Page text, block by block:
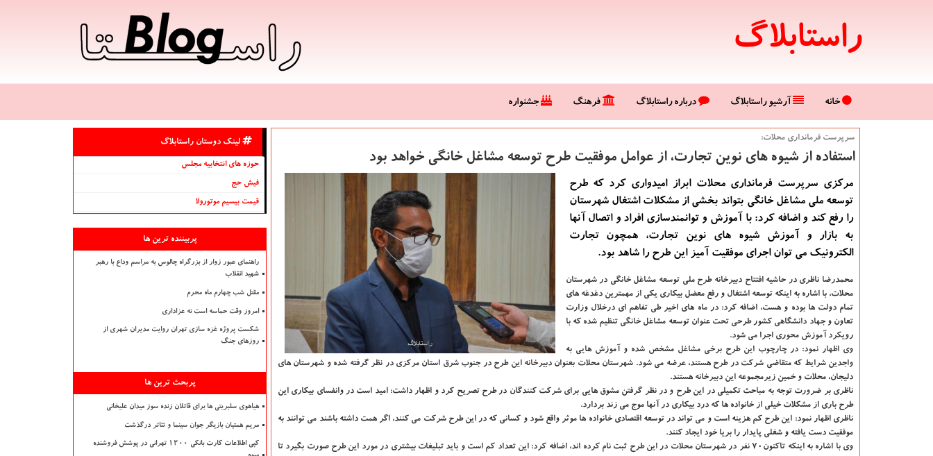
راستابلاگ
خانه آرشیو راستابلاگ درباره راستابلاگ فرهنگ جشنواره
سرپرست فرمانداری محلات:
استفاده از شیوه های نوین تجارت، از عوامل موفقیت طرح توسعه مشاغل خانگی خواهد بود
مركزی سرپرست فرمانداری محلات ابراز امیدواری كرد كه طرح
توسعه ملی مشاغل خانگی بتواند بخشی از مشكلات اشتغال شهرستان
را رفع كند و اضافه كرد: با آموزش و توانمندسازی افراد و اتصال آنها
به بازار و آموزش شیوه های نوین تجارت، همچون تجارت
الكترونیك می توان اجرای موفقیت آمیز این طرح را شاهد بود.
محمدرضا ناظری در حاشیه افتتاح دبیرخانه طرح ملی توسعه مشاغل خانگی در شهرستان
محلات، با اشاره به اینکه توسعه اشتغال و رفع معضل بیکاری یکی از مهمترین دغدغه های
تمام دولت ها بوده و هست، اضافه کرد: در ماه های اخیر طی تفاهم ای درخلال وزارت
تعاون و جهاد دانشگاهی کشور طرحی تحت عنوان توسعه مشاغل خانگی تنظیم شده که با
رویکرد آموزش محوری اجرا می شود.
وی اظهار نمود: در چارچوب این طرح برخی مشاغل مشخص شده و آموزش هایی به
واجدین شرایط که متقاضی شرکت در طرح هستند، عرضه می شود. شهرستان محلات بعنوان دبیرخانه این طرح در جنوب شرق استان مرکزی در نظر گرفته شده و شهرستان های
دلیجان، محلات و خمین زیرمجموعه این دبیرخانه هستند.
ناظری بر ضرورت توجه به مباحث تکمیلی در این طرح و در نظر گرفتن مشوق هایی برای شرکت کنندگان در طرح تصریح کرد و اظهار داشت: امید است در وانفسای بیکاری این
طرح باری از مشکلات خیلی از خانواده ها که درد بیکاری در آنها موج می زند بردارد.
ناظری اظهار نمود: این طرح کم هزینه است و می تواند در توسعه اقتصادی خانواده ها موثر واقع شود و کسانی که در این طرح شرکت می کنند، اگر همت داشته باشند می توانند به
موفقیت دست یافته و شغلی پایدار را بریا خود ایجاد کنند.
وی با اشاره به اینکه تاکنون70 نفر در شهرستان محلات در این طرح ثبت نام کرده اند، اضافه کرد: این تعداد کم است و باید تبلیغات بیشتری در مورد این طرح صورت بگیرد تا
لینک دوستان راستابلاگ
حوزه های انتخابیه مجلس
فیش حج
قیمت بیسیم موتورولا
پربیننده ترین ها
راهنمای عبور زوار از بزرگراه چالوس به مراسم وداع با رهبر
شهید انقلاب
مقتل شب چهارم ماه محرم
امروز وقت حماسه است نه عزاداری
شکست پروژه غزه سازی تهران روایت مدیران شهری از
روزهای جنگ
پربحث ترین ها
هیاهوی سلبریتی ها برای قاتلان زنده سوز میدان علیخانی
مریم همتیان بازیگر جوان سینما و تئاتر درگذشت
کپی اطلاعات کارت بانکی ۱۲۰۰ تهرانی در پوشش فروشنده